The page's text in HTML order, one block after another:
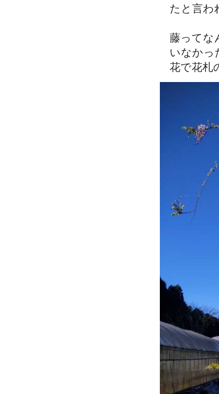
たと言わ
藤ってな
いなかっ
花で花札